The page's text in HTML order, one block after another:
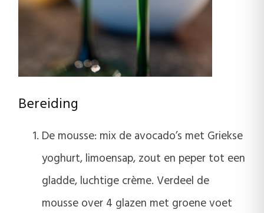
Bereiding
De mousse: mix de avocado’s met Griekse
yoghurt, limoensap, zout en peper tot een
gladde, luchtige crème. Verdeel de
mousse over 4 glazen met groene voet